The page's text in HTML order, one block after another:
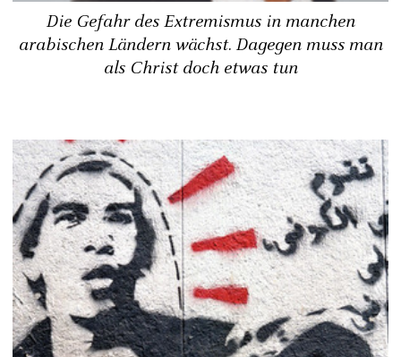
Die Gefahr des Extremismus in manchen
arabischen Ländern wächst. Dagegen muss man
als Christ doch etwas tun